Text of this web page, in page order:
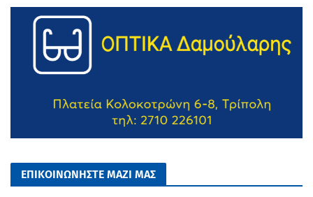
ΕΠΙΚΟΙΝΩΝΗΣΤΕ ΜΑΖΙ ΜΑΣ